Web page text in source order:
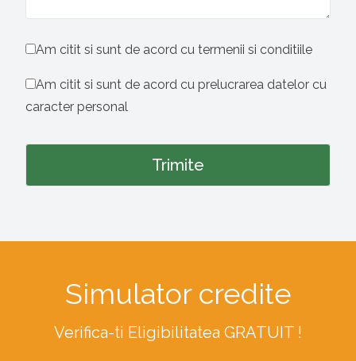
Am citit si sunt de acord cu termenii si conditiile
Am citit si sunt de acord cu prelucrarea datelor cu
caracter personal
Simulator credite
Verifica-ti Eligibilitatea GRATUIT !